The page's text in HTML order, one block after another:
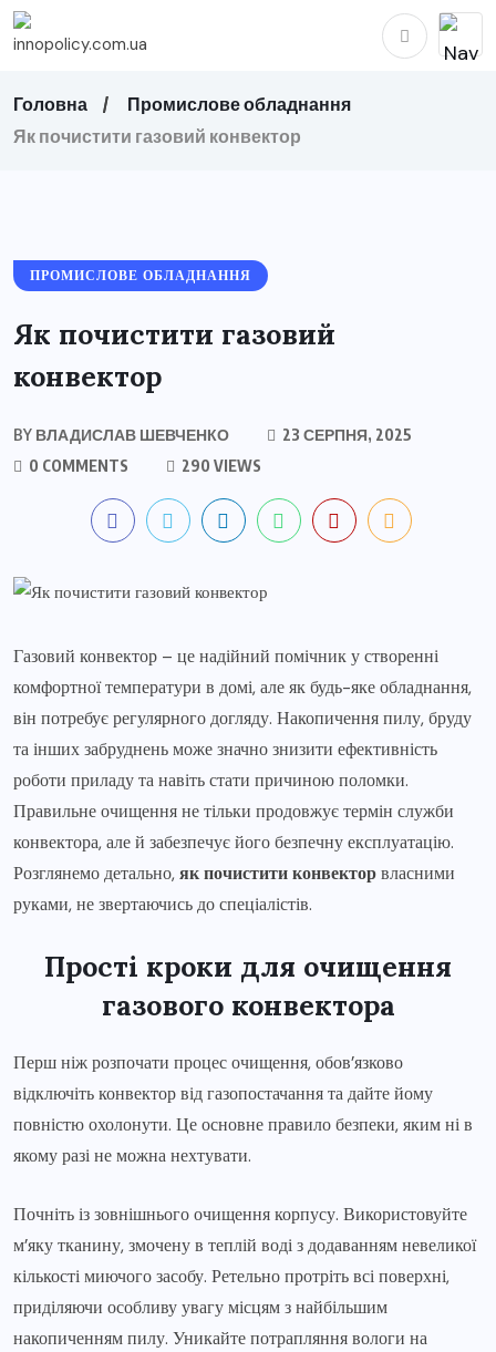
Головна
Промислове обладнання
Як почистити газовий конвектор
ПРОМИСЛОВЕ ОБЛАДНАННЯ
Як почистити газовий
конвектор
BY ВЛАДИСЛАВ ШЕВЧЕНКО
23 СЕРПНЯ, 2025
0 COMMENTS
290 VIEWS
Газовий конвектор – це надійний помічник у створенні
комфортної температури в домі, але як будь-яке обладнання,
він потребує регулярного догляду. Накопичення пилу, бруду
та інших забруднень може значно знизити ефективність
роботи приладу та навіть стати причиною поломки.
Правильне очищення не тільки продовжує термін служби
конвектора, але й забезпечує його безпечну експлуатацію.
Розглянемо детально,як почистити конвекторвласними
руками, не звертаючись до спеціалістів.
Прості кроки для очищення
газового конвектора
Перш ніж розпочати процес очищення, обов’язково
відключіть конвектор від газопостачання та дайте йому
повністю охолонути. Це основне правило безпеки, яким ні в
якому разі не можна нехтувати.
Почніть із зовнішнього очищення корпусу. Використовуйте
м’яку тканину, змочену в теплій воді з додаванням невеликої
кількості миючого засобу. Ретельно протріть всі поверхні,
приділяючи особливу увагу місцям з найбільшим
накопиченням пилу. Уникайте потрапляння вологи на